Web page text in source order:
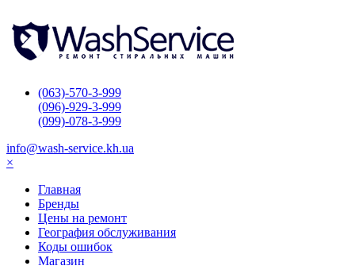
(063)-570-3-999
(096)-929-3-999
(099)-078-3-999
info@wash-service.kh.ua
×
Главная
Бренды
Цены на ремонт
География обслуживания
Коды ошибок
Магазин